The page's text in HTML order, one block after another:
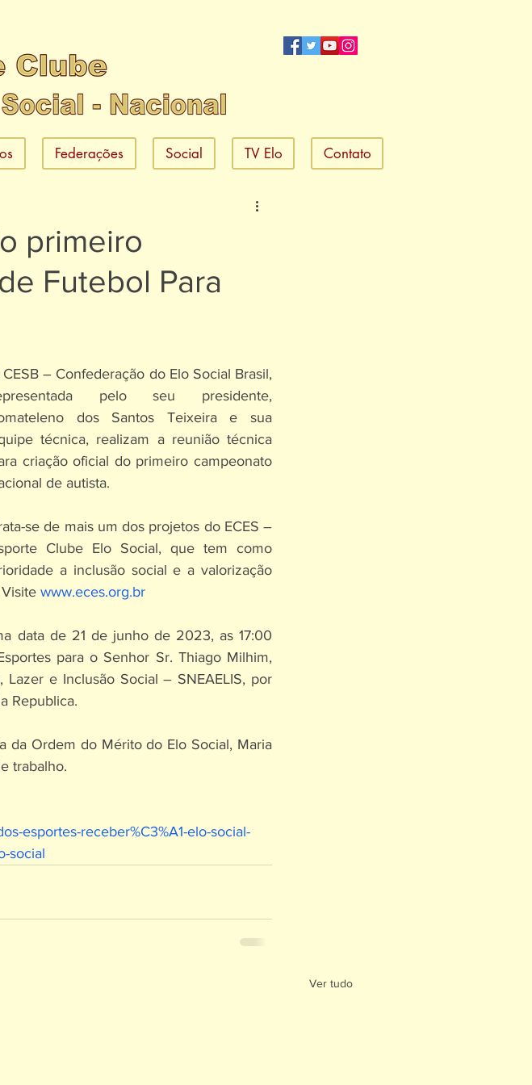
Federações Social TV Elo Contato
primeiro
Futebol Para
– Confederação do Elo Social Brasil,
pelo seu presidente,
dos Santos Teixeira e sua
técnica, realizam a reunião técnica
criação oficial do primeiro campeonato
de autista.
se de mais um dos projetos do ECES –
Clube Elo Social, que tem como
a inclusão social e a valorização
www.eces.org.br
data de 21 de junho de 2023, as 17:00
para o Senhor Sr. Thiago Milhim,
e Inclusão Social – SNEAELIS, por
Republica.
da Ordem do Mérito do Elo Social, Maria
trabalho.
esportes-receber%C3%A1-elo-social-
social
Ver tudo